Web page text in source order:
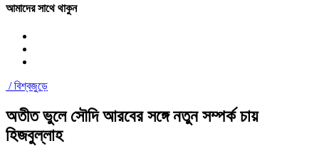
আমাদের সাথে থাকুন
/বিশ্বজুড়ে
অতীত ভুলে সৌদি আরবের সঙ্গে নতুন সম্পর্ক চায়
হিজবুল্লাহ